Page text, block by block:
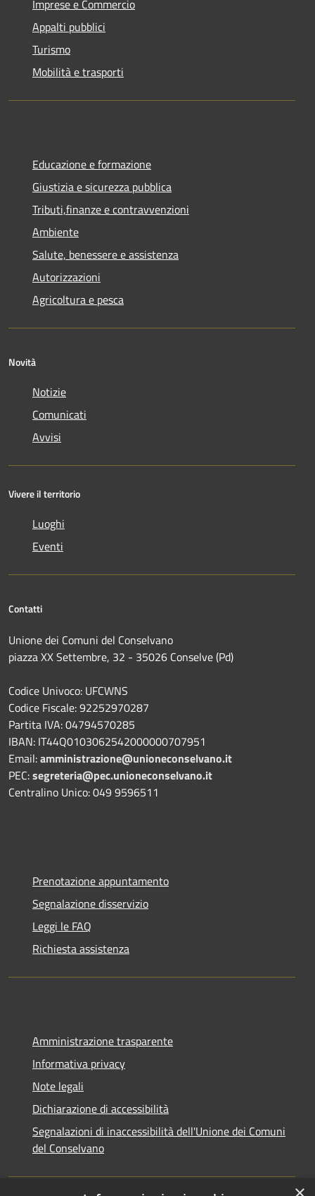
Imprese e Commercio
Appalti pubblici
Turismo
Mobilità e trasporti
Educazione e formazione
Giustizia e sicurezza pubblica
Tributi,finanze e contravvenzioni
Ambiente
Salute, benessere e assistenza
Autorizzazioni
Agricoltura e pesca
Novità
Notizie
Comunicati
Avvisi
Vivere il territorio
Luoghi
Eventi
Contatti
Unione dei Comuni del Conselvano
piazza XX Settembre, 32 - 35026 Conselve (Pd)
Codice Univoco: UFCWNS
Codice Fiscale: 92252970287
Partita IVA: 04794570285
IBAN: IT44Q0103062542000000707951
Email:amministrazione@unioneconselvano.it
PEC:segreteria@pec.unioneconselvano.it
Centralino Unico: 049 9596511
Prenotazione appuntamento
Segnalazione disservizio
Leggi le FAQ
Richiesta assistenza
Amministrazione trasparente
Informativa privacy
Note legali
Dichiarazione di accessibilità
Segnalazioni di inaccessibilità dell'Unione dei Comuni
del Conselvano